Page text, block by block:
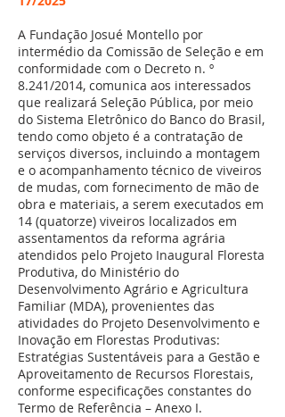
A Fundação Josué Montello por
intermédio da Comissão de Seleção e em
conformidade com o Decreto n. º
8.241/2014, comunica aos interessados
que realizará Seleção Pública, por meio
do Sistema Eletrônico do Banco do Brasil,
tendo como objeto é a contratação de
serviços diversos, incluindo a montagem
e o acompanhamento técnico de viveiros
de mudas, com fornecimento de mão de
obra e materiais, a serem executados em
14 (quatorze) viveiros localizados em
assentamentos da reforma agrária
atendidos pelo Projeto Inaugural Floresta
Produtiva, do Ministério do
Desenvolvimento Agrário e Agricultura
Familiar (MDA), provenientes das
atividades do Projeto Desenvolvimento e
Inovação em Florestas Produtivas:
Estratégias Sustentáveis para a Gestão e
Aproveitamento de Recursos Florestais,
conforme especificações constantes do
Termo de Referência – Anexo I.